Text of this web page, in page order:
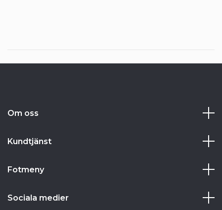
Om oss
Kundtjänst
Fotmeny
Sociala medier